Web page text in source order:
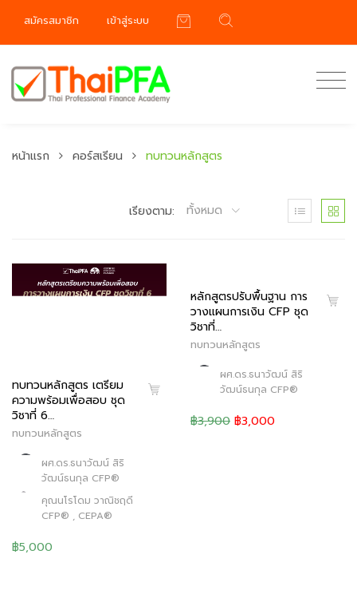
สมัครสมาชิก เข้าสู่ระบบ
หน้าแรก คอร์สเรียน ทบทวนหลักสูตร
เรียงตาม: ทั้งหมด
ทบทวนหลักสูตร เตรียม
ความพร้อมเพื่อสอบ ชุด
วิชาที่ 6…
ทบทวนหลักสูตร
ผศ.ดร.ธนาวัฒน์ สิริ
วัฒน์ธนกุล CFP®
คุณนโรโดม วาณิชฤดี
CFP® , CEPA®
฿5,000
หลักสูตรปรับพื้นฐาน การ
วางแผนการเงิน CFP ชุด
วิชาที่…
ทบทวนหลักสูตร
ผศ.ดร.ธนาวัฒน์ สิริ
วัฒน์ธนกุล CFP®
฿3,900 ฿3,000